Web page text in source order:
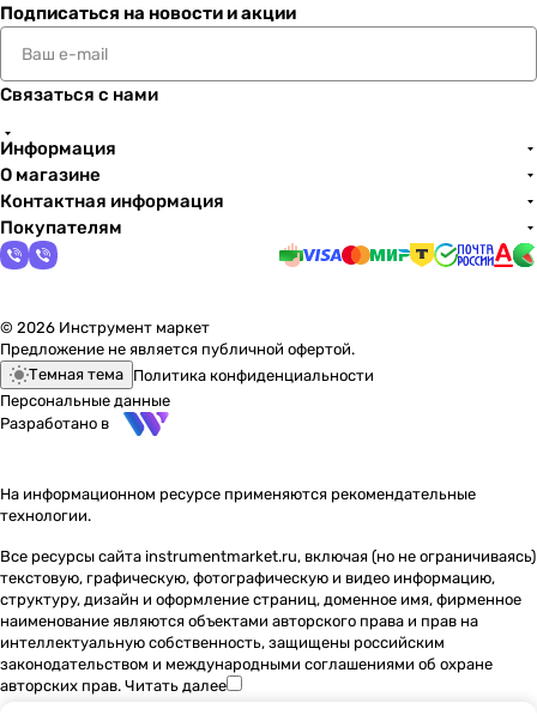
Подписаться на новости и акции
Связаться с нами
Информация
О магазине
Контактная информация
Покупателям
© 2026 Инструмент маркет
Предложение не является публичной офертой.
Темная тема Политика конфиденциальности
Персональные данные
Разработано в
На информационном ресурсе применяются рекомендательные
технологии.
Все ресурсы сайта instrumentmarket.ru, включая (но не ограничиваясь)
текстовую, графическую, фотографическую и видео информацию,
структуру, дизайн и оформление страниц, доменное имя, фирменное
наименование являются объектами авторского права и прав на
интеллектуальную собственность, защищены российским
законодательством и международными соглашениями об охране
авторских прав. Читать далее